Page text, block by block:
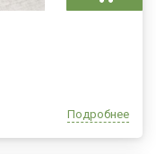
Подробнее